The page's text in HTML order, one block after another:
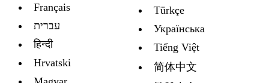
Français
עברית
हिन्दी
Hrvatski
Türkçe
Украïнська
Tiếng Việt
简体中文